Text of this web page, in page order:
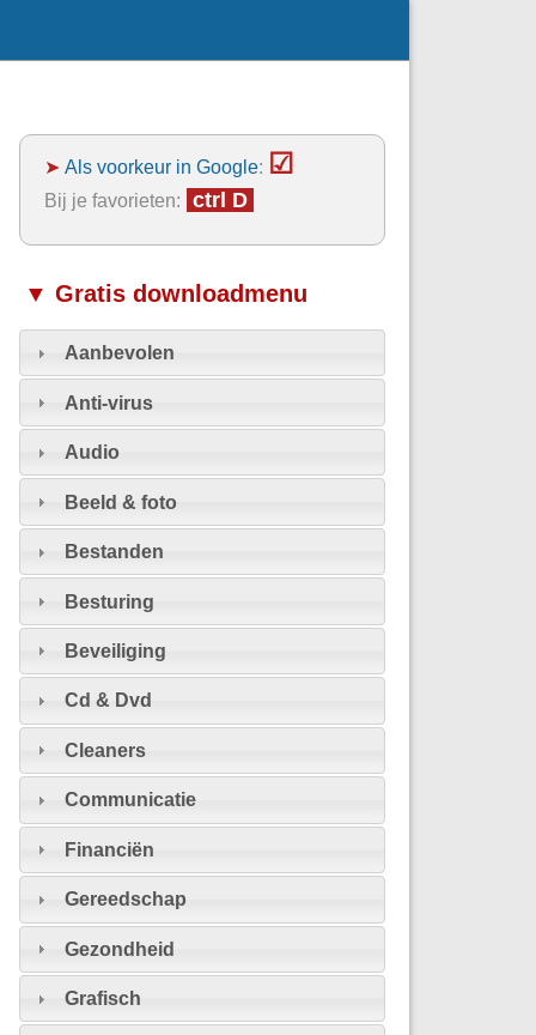
➤Als voorkeur in Google: ☑
Bij je favorieten: ctrl D
▼ Gratis downloadmenu
Aanbevolen
Anti-virus
Audio
Beeld & foto
Bestanden
Besturing
Beveiliging
Cd & Dvd
Cleaners
Communicatie
Financiën
Gereedschap
Gezondheid
Grafisch